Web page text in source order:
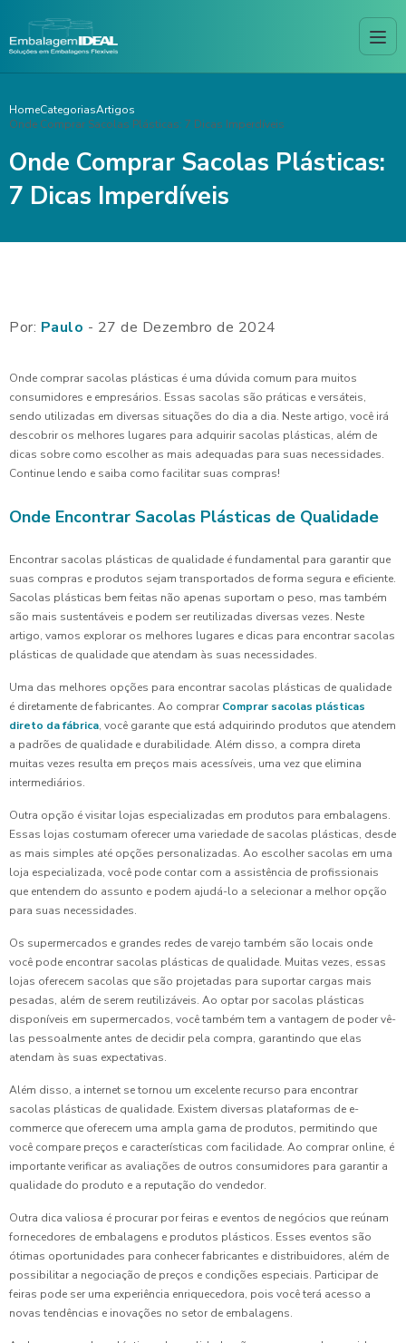
HomeCategoriasArtigos
Onde Comprar Sacolas Plásticas: 7 Dicas Imperdíveis
Onde Comprar Sacolas Plásticas:
7 Dicas Imperdíveis
Por: Paulo - 27 de Dezembro de 2024
Onde comprar sacolas plásticas é uma dúvida comum para muitos
consumidores e empresários. Essas sacolas são práticas e versáteis,
sendo utilizadas em diversas situações do dia a dia. Neste artigo, você irá
descobrir os melhores lugares para adquirir sacolas plásticas, além de
dicas sobre como escolher as mais adequadas para suas necessidades.
Continue lendo e saiba como facilitar suas compras!
Onde Encontrar Sacolas Plásticas de Qualidade
Encontrar sacolas plásticas de qualidade é fundamental para garantir que
suas compras e produtos sejam transportados de forma segura e eficiente.
Sacolas plásticas bem feitas não apenas suportam o peso, mas também
são mais sustentáveis e podem ser reutilizadas diversas vezes. Neste
artigo, vamos explorar os melhores lugares e dicas para encontrar sacolas
plásticas de qualidade que atendam às suas necessidades.
Uma das melhores opções para encontrar sacolas plásticas de qualidade
é diretamente de fabricantes. Ao comprar Comprar sacolas plásticas
direto da fábrica, você garante que está adquirindo produtos que atendem
a padrões de qualidade e durabilidade. Além disso, a compra direta
muitas vezes resulta em preços mais acessíveis, uma vez que elimina
intermediários.
Outra opção é visitar lojas especializadas em produtos para embalagens.
Essas lojas costumam oferecer uma variedade de sacolas plásticas, desde
as mais simples até opções personalizadas. Ao escolher sacolas em uma
loja especializada, você pode contar com a assistência de profissionais
que entendem do assunto e podem ajudá-lo a selecionar a melhor opção
para suas necessidades.
Os supermercados e grandes redes de varejo também são locais onde
você pode encontrar sacolas plásticas de qualidade. Muitas vezes, essas
lojas oferecem sacolas que são projetadas para suportar cargas mais
pesadas, além de serem reutilizáveis. Ao optar por sacolas plásticas
disponíveis em supermercados, você também tem a vantagem de poder vê-
las pessoalmente antes de decidir pela compra, garantindo que elas
atendam às suas expectativas.
Além disso, a internet se tornou um excelente recurso para encontrar
sacolas plásticas de qualidade. Existem diversas plataformas de e-
commerce que oferecem uma ampla gama de produtos, permitindo que
você compare preços e características com facilidade. Ao comprar online, é
importante verificar as avaliações de outros consumidores para garantir a
qualidade do produto e a reputação do vendedor.
Outra dica valiosa é procurar por feiras e eventos de negócios que reúnam
fornecedores de embalagens e produtos plásticos. Esses eventos são
ótimas oportunidades para conhecer fabricantes e distribuidores, além de
possibilitar a negociação de preços e condições especiais. Participar de
feiras pode ser uma experiência enriquecedora, pois você terá acesso a
novas tendências e inovações no setor de embalagens.